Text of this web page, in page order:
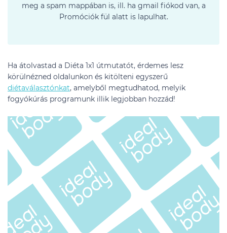
meg a spam mappában is, ill. ha gmail fiókod van, a
Promóciók fül alatt is lapulhat.
Ha átolvastad a Diéta 1x1 útmutatót, érdemes lesz
körülnézned oldalunkon és kitölteni egyszerű
diétaválasztónkat, amelyből megtudhatod, melyik
fogyókúrás programunk illik legjobban hozzád!